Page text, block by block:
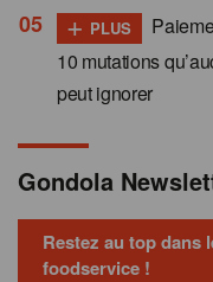
+ PLUS
10 mutations
peut ignorer
Gondola
Restez au top dans
foodservice !